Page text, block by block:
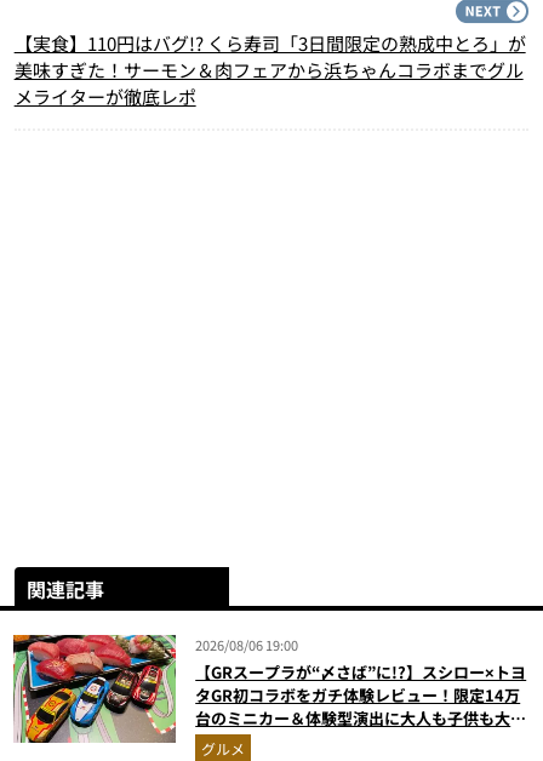
【実食】110円はバグ!? くら寿司「3日間限定の熟成中とろ」が
美味すぎた！サーモン＆肉フェアから浜ちゃんコラボまでグル
メライターが徹底レポ
関連記事
2026/08/06 19:00
【GRスープラが“〆さば”に!?】スシロー×トヨ
タGR初コラボをガチ体験レビュー！限定14万
台のミニカー＆体験型演出に大人も子供も大興
奮間違いなし
グルメ